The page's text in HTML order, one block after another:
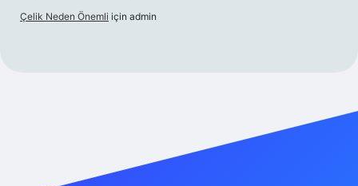
Çelik Neden Önemli için admin